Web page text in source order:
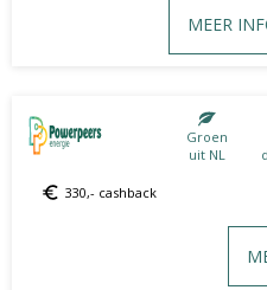
MEER
Groen
uit NL
330,- cashback